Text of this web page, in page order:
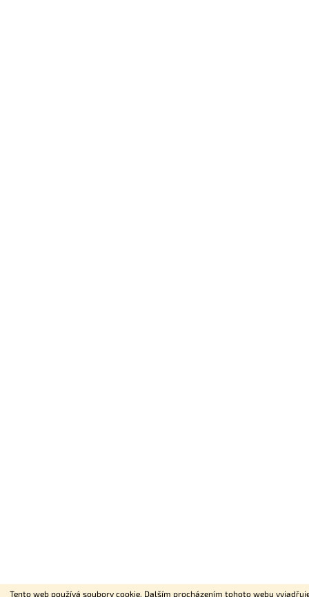
Tento web používá soubory cookie. Dalším procházením tohoto webu